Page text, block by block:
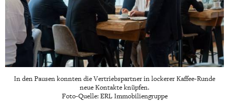
In den Pausen konnten die Vertriebspartner in lockerer Kaffee-Runde
neue Kontakte knüpfen.
Foto-Quelle: ERL Immobiliengruppe